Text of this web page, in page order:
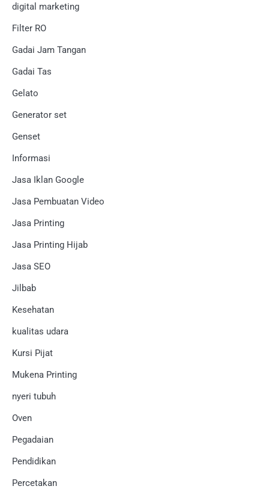
digital marketing
Filter RO
Gadai Jam Tangan
Gadai Tas
Gelato
Generator set
Genset
Informasi
Jasa Iklan Google
Jasa Pembuatan Video
Jasa Printing
Jasa Printing Hijab
Jasa SEO
Jilbab
Kesehatan
kualitas udara
Kursi Pijat
Mukena Printing
nyeri tubuh
Oven
Pegadaian
Pendidikan
Percetakan